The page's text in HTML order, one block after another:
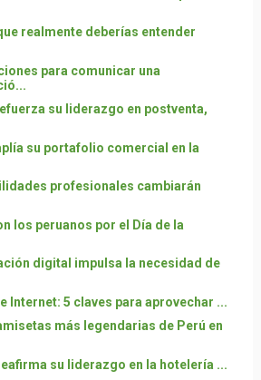
realmente deberías entender
para comunicar una
su liderazgo en postventa,
su portafolio comercial en la
profesionales cambiarán
los peruanos por el Día de la
digital impulsa la necesidad de
Internet: 5 claves para aprovechar ...
más legendarias de Perú en
su liderazgo en la hotelería ...